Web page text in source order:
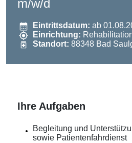
m/w/d
Eintrittsdatum: ab
Einrichtung:
Standort: 88348 Bad
Ihre Aufgaben
Begleitung und
sowie Patientenfahrdienst